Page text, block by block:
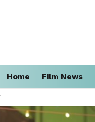
Home Film News